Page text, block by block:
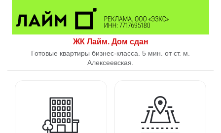
ЖК Лайм. Дом сдан
Готовые квартиры бизнес-класса. 5 мин. от ст. м.
Алексеевская.